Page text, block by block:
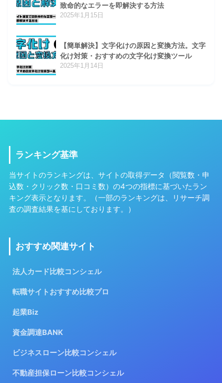
致命的なエラーを即解決する方法
2025年1月15日
【簡単解決】文字化けの原因と変換方法。文字
化け対策・おすすめの文字化け変換ツール
2025年1月14日
ランキング基準
当サイトのランキングは、サイトの取得データ（閲覧数・申
込数・クリック数・口コミ数）の4つの指標に基づいたラン
キング表示となります。（一部のランキングは、リサーチ調
査の調査結果を基にしております。）
おすすめ関連サイト
法人カード比較コンシェル
転職サイトおすすめ比較プロ
起業Biz
資金調達BANK
ビジネスローン比較コンシェル
不動産担保ローン比較コンシェル